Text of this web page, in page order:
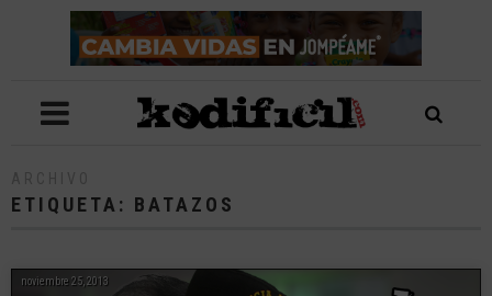
ETIQUETA: BATAZOS
noviembre 25, 2013